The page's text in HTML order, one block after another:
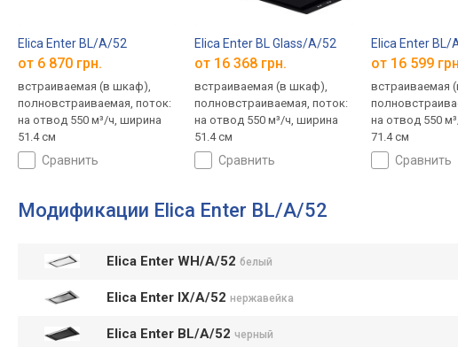
Elica Enter BL/A/52
от 6 870 грн.
встраиваемая (в шкаф),
полновстраиваемая, поток:
на отвод 550 м³/ч, ширина
51.4 см
сравнить
Elica Enter BL Glass/A/52
от 16 368 грн.
встраиваемая (в шкаф),
полновстраиваемая, поток:
на отвод 550 м³/ч, ширина
51.4 см
сравнить
Elica Enter BL/
от 16 599
встраиваемая
на отвод 550
71.4 см
сравнить
Модификации Elica Enter BL/A/52
Elica Enter WH/A/52 белый
Elica Enter IX/A/52 нержавейка
Elica Enter BL/A/52 черный